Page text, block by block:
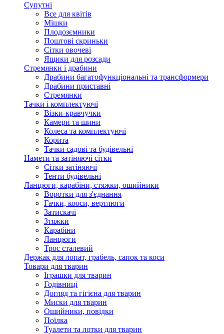
Супутні
Все для квітів
Мішки
Плодозємники
Поштові скриньки
Сітки овочеві
Ящики для розсади
Стремянки і драбини
Драбини багатофункціональні та трансформери
Драбини приставні
Стремянки
Тачки і комплектуючі
Візки-кравчучки
Камери та шини
Колеса та комплектуючі
Корита
Тачки садові та будівельні
Намети та затіняючі сітки
Сітки затіняючі
Тенти будівельні
Ланцюги, карабіни, стяжки, ошийники
Воротки для з'єднання
Гачки, кооси, вертлюги
Затискачі
Зтяжки
Карабіни
Ланцюги
Трос сталевий
Держак для лопат, грабель, сапок та коси
Товари для тварин
Іграшки для тварин
Годівниці
Догляд та гігієна для тварин
Миски для тварин
Ошийники, повідки
Поїлка
Туалети та лотки для тварин